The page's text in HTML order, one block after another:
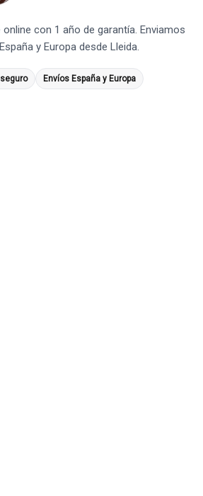
con 1 año de garantía. Enviamos
y Europa desde Lleida.
Envíos España y Europa